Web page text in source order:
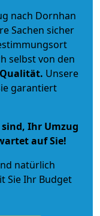
nach Dornhan
Sachen sicher
selbst von den
. Unsere
garantiert
Ihr Umzug
auf Sie!
natürlich
Sie Ihr Budget